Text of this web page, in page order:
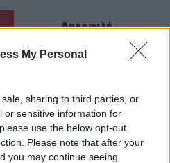
My Personal
sharing to third parties, or
or sensitive information for
use the below opt-out
Please note that after your
you may continue seeing
Δημοφιλή
ευρώ
ενδοκρινολόγοι για καλύτερο